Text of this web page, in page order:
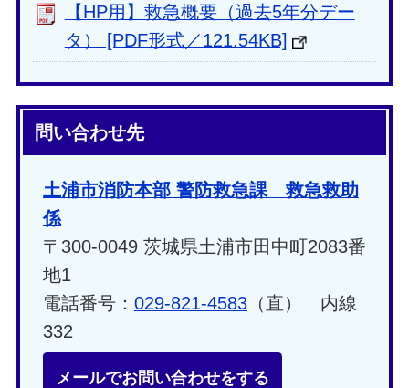
【HP用】救急概要（過去5年分デー
タ） [PDF形式／121.54KB]
問い合わせ先
土浦市消防本部 警防救急課 救急救助
係
〒300-0049 茨城県土浦市田中町2083番
地1
電話番号： 029-821-4583（直） 内線
332
メールでお問い合わせをする